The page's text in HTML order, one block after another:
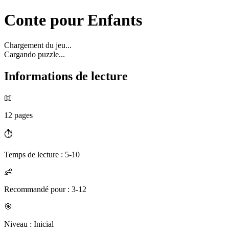
Conte pour Enfants
Chargement du jeu...
Cargando puzzle...
Informations de lecture
📖
12 pages
⏱️
Temps de lecture : 5-10
👶
Recommandé pour : 3-12
🎯
Niveau : Inicial